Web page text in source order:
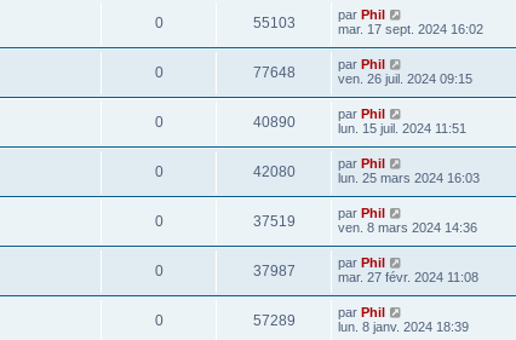
0 55103 par Phil
mar. 17 sept. 2024 16:02
0 77648 par Phil
ven. 26 juil. 2024 09:15
0 40890 par Phil
lun. 15 juil. 2024 11:51
0 42080 par Phil
lun. 25 mars 2024 16:03
0 37519 par Phil
ven. 8 mars 2024 14:36
0 37987 par Phil
mar. 27 févr. 2024 11:08
0 57289 par Phil
lun. 8 janv. 2024 18:39